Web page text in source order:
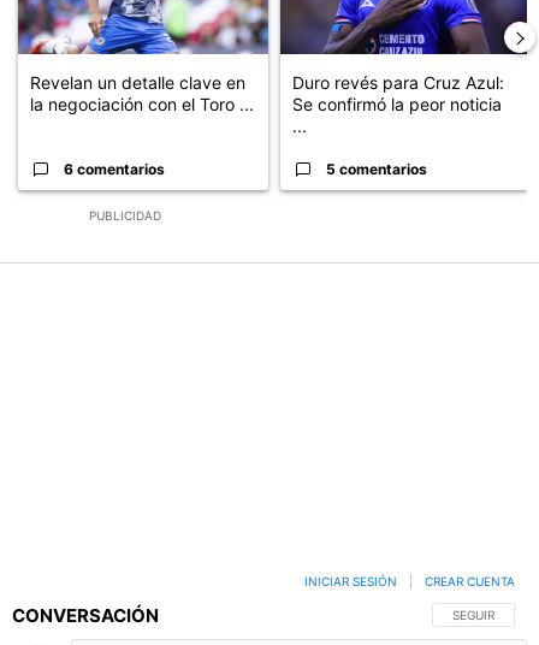
PUBLICIDAD
Revelan un detalle clave en
la negociación con el Toro ...
6 comentarios
Duro revés para Cruz Azul:
Se confirmó la peor noticia
...
5 comentarios
CONVERSACIÓN SIGA ESTA
SEGUIR
INICIAR SESIÓN CREAR CUENTA